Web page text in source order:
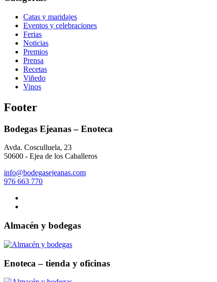
Catas y maridajes
Eventos y celebraciones
Ferias
Noticias
Premios
Prensa
Recetas
Viñedo
Vinos
Footer
Bodegas Ejeanas – Enoteca
Avda. Cosculluela, 23
50600 - Ejea de los Caballeros
info@bodegasejeanas.com
976 663 770
Almacén y bodegas
Enoteca – tienda y oficinas